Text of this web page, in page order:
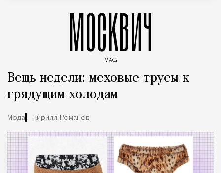
МОСКВИЧ
MAG
Вещь недели: меховые трусы к
грядущим холодам
Мода Кирилл Романов